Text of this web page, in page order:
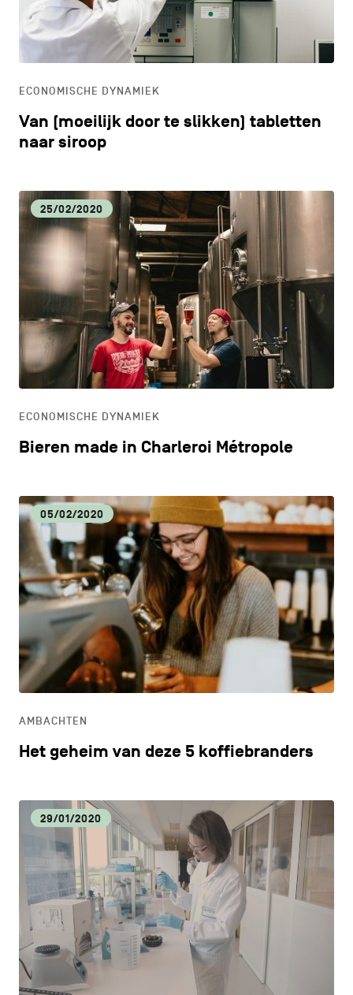
navigatie
ALGEMENE VOORWAARDEN
COOKIEBELEID
PRIVACYBELEID
NL EN FR
CULTUUR
HORECA
LIFESTYLE
LOKALE VOEDINGSPRODUCTEN
MILIEU
ONDERWIJS
ONTDEKKEN
ECONOMISCHE DYNAMIEK
Van (moeilijk door te slikken) tabletten
naar siroop
25/02/2020
ECONOMISCHE DYNAMIEK
Bieren made in Charleroi Métropole
05/02/2020
AMBACHTEN
Het geheim van deze 5 koffiebranders
29/01/2020